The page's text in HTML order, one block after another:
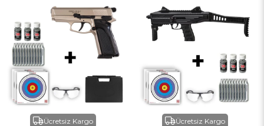
Ücretsiz Kargo Ücretsiz Kargo